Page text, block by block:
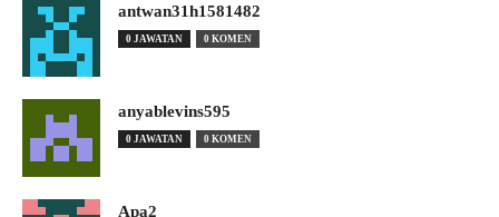
antwan31h1581482
0 JAWATAN 0 KOMEN
anyablevins595
0 JAWATAN 0 KOMEN
Apa2